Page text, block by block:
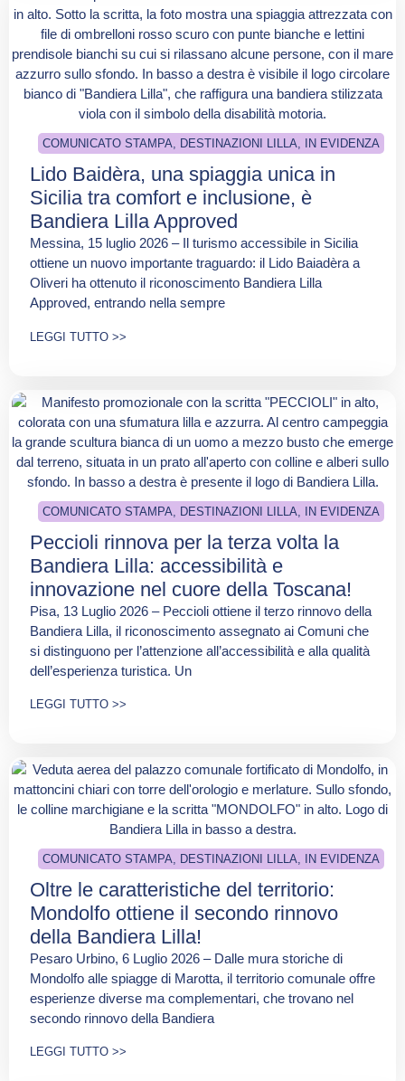
COMUNICATO STAMPA, DESTINAZIONI LILLA, IN EVIDENZA
Lido Baidèra, una spiaggia unica in
Sicilia tra comfort e inclusione, è
Bandiera Lilla Approved
Messina, 15 luglio 2026 – Il turismo accessibile in Sicilia
ottiene un nuovo importante traguardo: il Lido Baiadèra a
Oliveri ha ottenuto il riconoscimento Bandiera Lilla
Approved, entrando nella sempre
LEGGI TUTTO >>
COMUNICATO STAMPA DESTINAZIONI LILLA IN EVIDENZA
Peccioli rinnova per la terza volta la
Bandiera Lilla: accessibilità e
innovazione nel cuore della Toscana!
Pisa, 13 Luglio 2026 – Peccioli ottiene il terzo rinnovo della
Bandiera Lilla, il riconoscimento assegnato ai Comuni che
si distinguono per l’attenzione all’accessibilità e alla qualità
dell’esperienza turistica. Un
LEGGI TUTTO >>
COMUNICATO STAMPA, DESTINAZIONI LILLA, IN EVIDENZA
Oltre le caratteristiche del territorio:
Mondolfo ottiene il secondo rinnovo
della Bandiera Lilla!
Pesaro Urbino, 6 Luglio 2026 – Dalle mura storiche di
Mondolfo alle spiagge di Marotta, il territorio comunale offre
esperienze diverse ma complementari, che trovano nel
secondo rinnovo della Bandiera
LEGGI TUTTO >>